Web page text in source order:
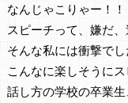
なんじゃこりゃー！！
スピーチって、嫌だ
そんな私には衝撃でし
こんなに楽しそうに
話し方の学校の卒業